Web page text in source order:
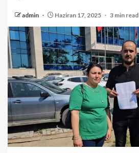
admin Haziran 17, 2025 3 min read